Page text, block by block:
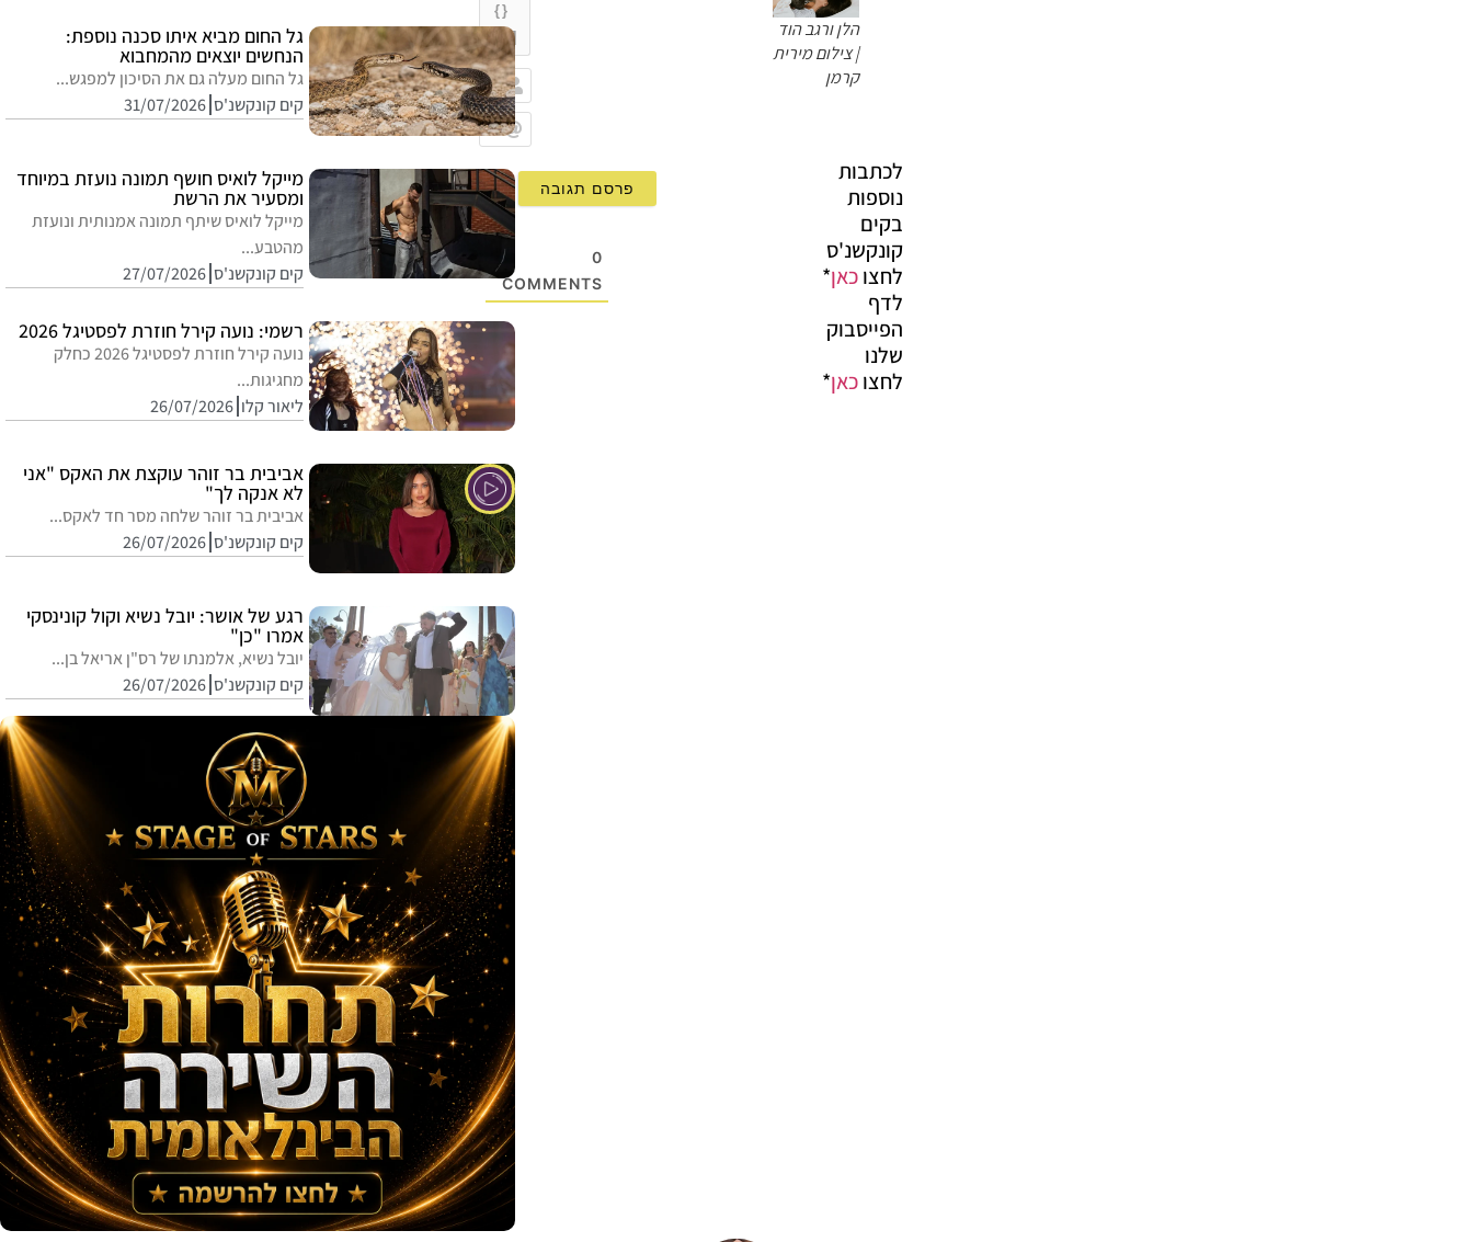
הלן ורגב הוד
| צילום מירית
קרמן
לכתבות
נוספות
בקים
קונקשנ'ס
לחצוכאן*
לדף
הפייסבוק
שלנו
לחצוכאן*
{}
[+]
שם
0
COMMENTS
גל החום מביא איתו סכנה נוספת:
הנחשים יוצאים מהמחבוא
גל החום מעלה גם את הסיכון למפגש...
קים קונקשנ'ס 31/07/2026
מייקל לואיס חושף תמונה נועזת במיוחד
ומסעיר את הרשת
מייקל לואיס שיתף תמונה אמנותית ונועזת
מהטבע...
קים קונקשנ'ס 27/07/2026
רשמי: נועה קירל חוזרת לפסטיגל 2026
נועה קירל חוזרת לפסטיגל 2026 כחלק
מחגיגות...
ליאור קלו 26/07/2026
אביבית בר זוהר עוקצת את האקס "אני
לא אנקה לך"
אביבית בר זוהר שלחה מסר חד לאקס...
קים קונקשנ'ס 26/07/2026
רגע של אושר: יובל נשיא וקול קונינסקי
אמרו "כן"
יובל נשיא, אלמנתו של רס"ן אריאל בן...
קים קונקשנ'ס 26/07/2026